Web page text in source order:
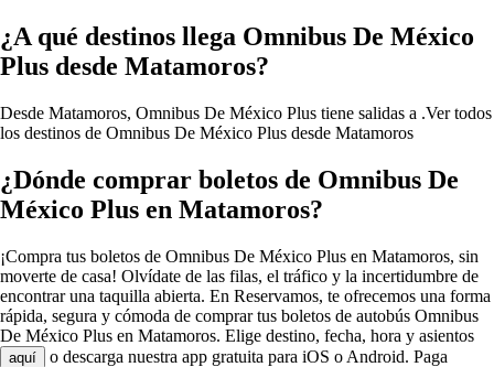
¿A qué destinos llega Omnibus De México
Plus desde Matamoros?
Desde Matamoros, Omnibus De México Plus tiene salidas a .Ver todos
los destinos de Omnibus De México Plus desde Matamoros
¿Dónde comprar boletos de Omnibus De
México Plus en Matamoros?
¡Compra tus boletos de Omnibus De México Plus en Matamoros, sin
moverte de casa! Olvídate de las filas, el tráfico y la incertidumbre de
encontrar una taquilla abierta. En Reservamos, te ofrecemos una forma
rápida, segura y cómoda de comprar tus boletos de autobús Omnibus
De México Plus en Matamoros. Elige destino, fecha, hora y asientos
aquí
o descarga nuestra app gratuita para iOS o Android. Paga